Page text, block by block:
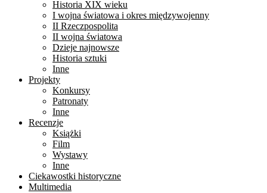
Historia XIX wieku
I wojna światowa i okres międzywojenny
II Rzeczpospolita
II wojna światowa
Dzieje najnowsze
Historia sztuki
Inne
Projekty
Konkursy
Patronaty
Inne
Recenzje
Książki
Film
Wystawy
Inne
Ciekawostki historyczne
Multimedia